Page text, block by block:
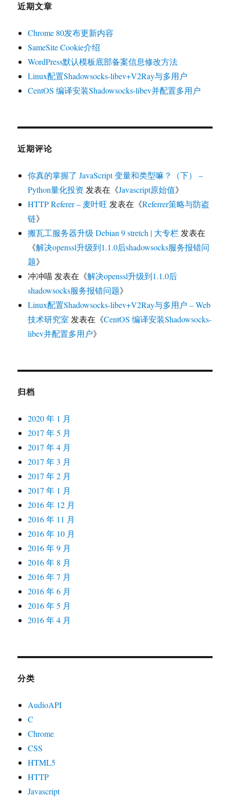
近期文章
Chrome 80发布更新内容
SameSite Cookie介绍
WordPress默认模板底部备案信息修改方法
Linux配置Shadowsocks-libev+V2Ray与多用户
CentOS 编译安装Shadowsocks-libev并配置多用户
近期评论
你真的掌握了 JavaScript 变量和类型嘛？（下） –
Python量化投资 发表在《Javascript原始值》
HTTP Referer – 麦叶旺 发表在《Referrer策略与防盗
链》
搬瓦工服务器升级 Debian 9 stretch | 大专栏 发表在
《解决openssl升级到1.1.0后shadowsocks服务报错问
题》
冲冲喵 发表在《解决openssl升级到1.1.0后
shadowsocks服务报错问题》
Linux配置Shadowsocks-libev+V2Ray与多用户 – Web
技术研究室 发表在《CentOS 编译安装Shadowsocks-
libev并配置多用户》
归档
2020 年 1 月
2017 年 5 月
2017 年 4 月
2017 年 3 月
2017 年 2 月
2017 年 1 月
2016 年 12 月
2016 年 11 月
2016 年 10 月
2016 年 9 月
2016 年 8 月
2016 年 7 月
2016 年 6 月
2016 年 5 月
2016 年 4 月
分类
AudioAPI
C
Chrome
CSS
HTML5
HTTP
Javascript